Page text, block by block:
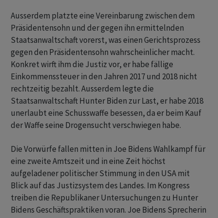
Ausserdem platzte eine Vereinbarung zwischen dem
Präsidentensohn und der gegen ihn ermittelnden
Staatsanwaltschaft vorerst, was einen Gerichtsprozess
gegen den Präsidentensohn wahrscheinlicher macht.
Konkret wirft ihm die Justiz vor, er habe fällige
Einkommenssteuer in den Jahren 2017 und 2018 nicht
rechtzeitig bezahlt. Ausserdem legte die
Staatsanwaltschaft Hunter Biden zur Last, er habe 2018
unerlaubt eine Schusswaffe besessen, da er beim Kauf
der Waffe seine Drogensucht verschwiegen habe.
Die Vorwürfe fallen mitten in Joe Bidens Wahlkampf für
eine zweite Amtszeit und in eine Zeit höchst
aufgeladener politischer Stimmung in den USA mit
Blick auf das Justizsystem des Landes. Im Kongress
treiben die Republikaner Untersuchungen zu Hunter
Bidens Geschäftspraktiken voran. Joe Bidens Sprecherin